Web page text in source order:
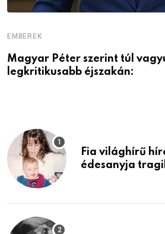
EMBEREK
Magyar Péter szerint túl
legkritikusabb éjszakán:
Fia világhírű
édesanyja